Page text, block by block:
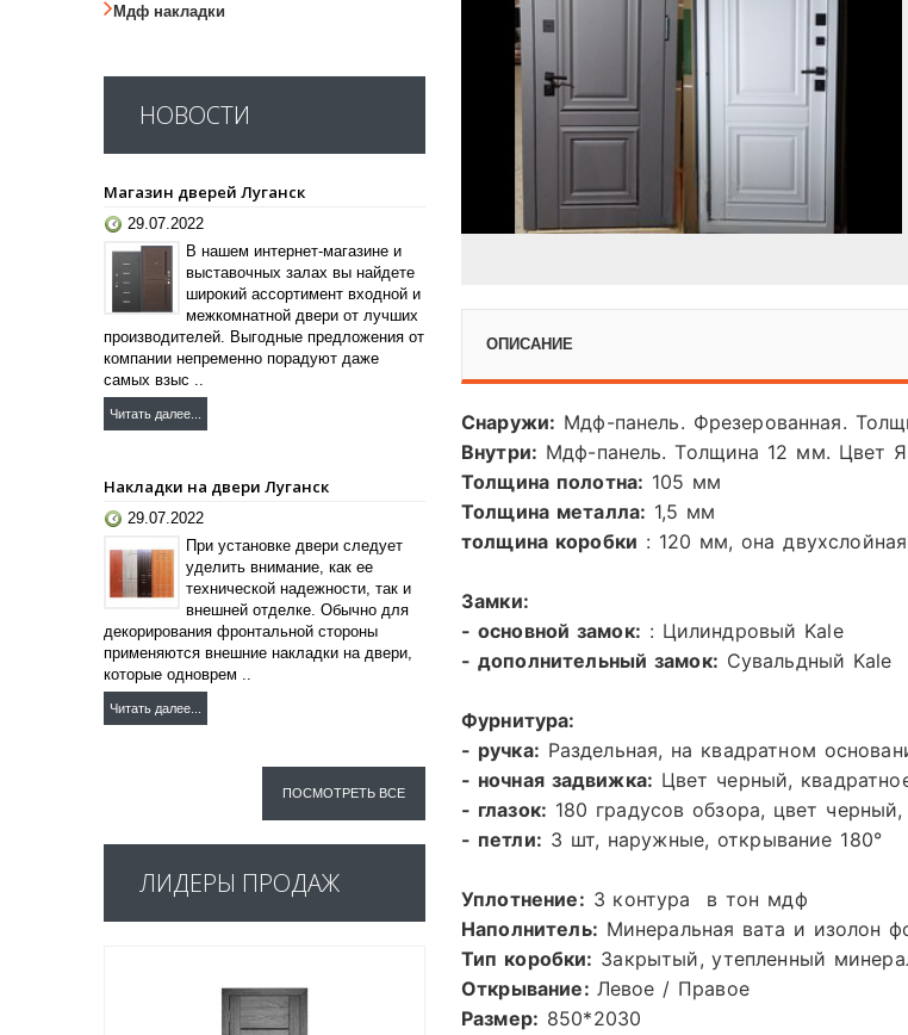
Мдф накладки
НОВОСТИ
Магазин дверей Луганск
29.07.2022
В нашем интернет-магазине и
выставочных залах вы найдете
широкий ассортимент входной и
межкомнатной двери от лучших
производителей. Выгодные предложения от
компании непременно порадуют даже
самых взыс ..
Читать далее...
Накладки на двери Луганск
29.07.2022
При установке двери следует
уделить внимание, как ее
технической надежности, так и
внешней отделке. Обычно для
декорирования фронтальной стороны
применяются внешние накладки на двери,
которые одноврем ..
Читать далее...
ПОСМОТРЕТЬ ВСЕ
ЛИДЕРЫ ПРОДАЖ
ОПИСАНИЕ
Снаружи: Мдф-панель. Фрезерованная.
Внутри: Мдф-панель. Толщина 12 мм.
Толщина полотна: 105 мм
Толщина металла: 1,5 мм
толщина коробки : 120 мм, она
Замки:
- основной замок: : Цилиндровый Kale
- дополнительный замок: Сувальдный Kale
Фурнитура:
- ручка: Раздельная, на квадратном
- ночная задвижка: Цвет черный,
- глазок: 180 градусов обзора, цвет
- петли: 3 шт, наружные, открывание 180°
Уплотнение: 3 контура в тон мдф
Наполнитель: Минеральная вата и изолон
Тип коробки: Закрытый, утепленный
Открывание: Левое / Правое
Размер: 850*2030